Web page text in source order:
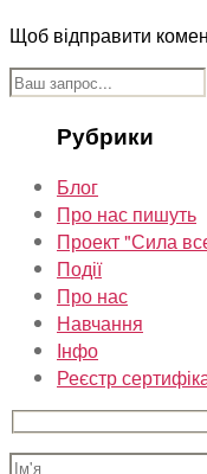
Щоб відправити
Шукати:
Рубрики
Блог
Про нас пишуть
Проект "Сила
Події
Про нас
Навчання
Інфо
Реєстр